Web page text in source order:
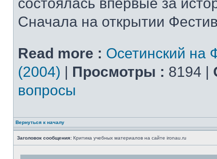
Сначала на открытии
Read more : Осетинский на
(2004) | Просмотры : 8194 |
вопросы
Вернуться к началу
Заголовок сообщения: Критика учебных материалов на сайте ironau.ru